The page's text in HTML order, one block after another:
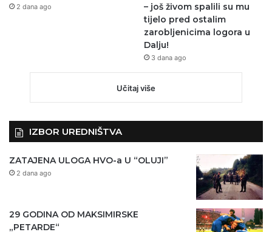
2 dana ago
– još živom spalili su mu
tijelo pred ostalim
zarobljenicima logora u
Dalju!
3 dana ago
Učitaj više
IZBOR UREDNIŠTVA
ZATAJENA ULOGA HVO-a U “OLUJI”
2 dana ago
29 GODINA OD MAKSIMIRSKE
„PETARDE“